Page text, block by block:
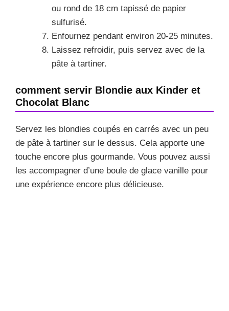
ou rond de 18 cm tapissé de papier
sulfurisé.
Enfournez pendant environ 20-25 minutes.
Laissez refroidir, puis servez avec de la
pâte à tartiner.
comment servir Blondie aux Kinder et
Chocolat Blanc
Servez les blondies coupés en carrés avec un peu
de pâte à tartiner sur le dessus. Cela apporte une
touche encore plus gourmande. Vous pouvez aussi
les accompagner d’une boule de glace vanille pour
une expérience encore plus délicieuse.